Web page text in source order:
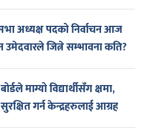
अध्यक्ष पदको निर्वाचन आज
जित्ने सम्भावना कति?
माग्यो विद्यार्थीसँग क्षमा,
सुरक्षित गर्न केन्द्रहरुलाई आग्रह